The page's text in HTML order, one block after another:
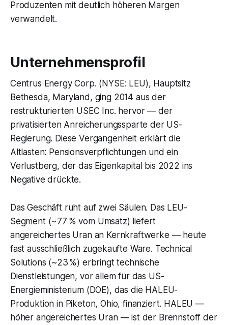
Produzenten mit deutlich höheren Margen
verwandelt.
Unternehmensprofil
Centrus Energy Corp. (NYSE: LEU), Hauptsitz
Bethesda, Maryland, ging 2014 aus der
restrukturierten USEC Inc. hervor — der
privatisierten Anreicherungssparte der US-
Regierung. Diese Vergangenheit erklärt die
Altlasten: Pensionsverpflichtungen und ein
Verlustberg, der das Eigenkapital bis 2022 ins
Negative drückte.
Das Geschäft ruht auf zwei Säulen. Das LEU-
Segment (~77 % vom Umsatz) liefert
angereichertes Uran an Kernkraftwerke — heute
fast ausschließlich zugekaufte Ware. Technical
Solutions (~23 %) erbringt technische
Dienstleistungen, vor allem für das US-
Energieministerium (DOE), das die HALEU-
Produktion in Piketon, Ohio, finanziert. HALEU —
höher angereichertes Uran — ist der Brennstoff der